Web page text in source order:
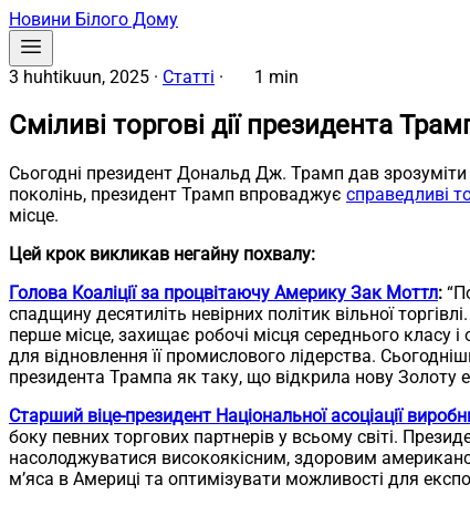
Новини Білого Дому
3 huhtikuun, 2025 · Статті · 1 min
Сміливі торгові дії президента
Сьогодні президент Дональд Дж. Трамп дав зрозуміти
поколінь, президент Трамп впроваджує справедливі
місце.
Цей крок викликав негайну похвалу:
Голова Коаліції за процвітаючу Америку Зак Моттл:
спадщину десятиліть невірних політик вільної
перше місце, захищає робочі місця середнього класу
для відновлення її промислового лідерства.
президента Трампа як таку, що відкрила нову Золоту
Старший віце-президент Національної асоціації
боку певних торгових партнерів у всьому світі.
насолоджуватися високоякісним, здоровим
м’яса в Америці та оптимізувати можливості для